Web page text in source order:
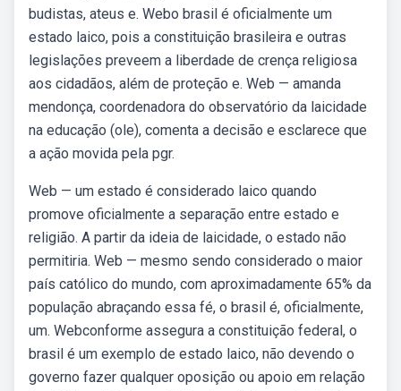
budistas, ateus e. Webo brasil é oficialmente um
estado laico, pois a constituição brasileira e outras
legislações preveem a liberdade de crença religiosa
aos cidadãos, além de proteção e. Web — amanda
mendonça, coordenadora do observatório da laicidade
na educação (ole), comenta a decisão e esclarece que
a ação movida pela pgr.
Web — um estado é considerado laico quando
promove oficialmente a separação entre estado e
religião. A partir da ideia de laicidade, o estado não
permitiria. Web — mesmo sendo considerado o maior
país católico do mundo, com aproximadamente 65% da
população abraçando essa fé, o brasil é, oficialmente,
um. Webconforme assegura a constituição federal, o
brasil é um exemplo de estado laico, não devendo o
governo fazer qualquer oposição ou apoio em relação